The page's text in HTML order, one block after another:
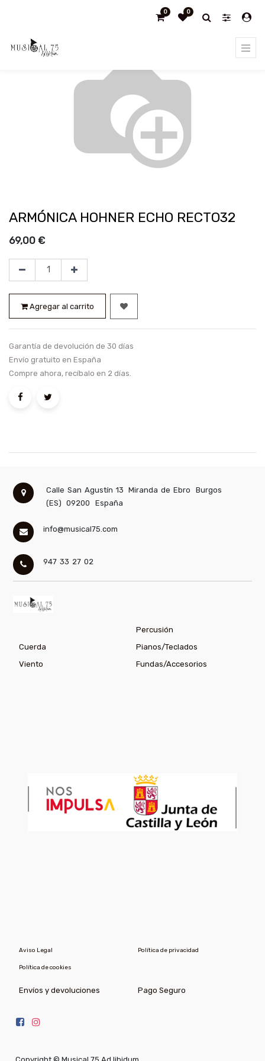
0 0
ARMÓNICA HOHNER ECHO RECTO32
ARMÓNICA HOHNER ECHO RECTO32
69,00 €
Agregar al carrito
Garantía de devolución de 30 días
Envío gratuito en España
Compre ahora, recíbalo en 2 días.
Calle San Agustín 13 Miranda de Ebro
Burgos
(ES)
09200 España
info@musical75.com
947 33 27 02
Percusión
Cuerda
Pianos/Teclados
Viento
Fundas/Accesorios
Aviso Legal Política de privacidad
Política de cookies
Envíos y devoluciones Pago Seguro